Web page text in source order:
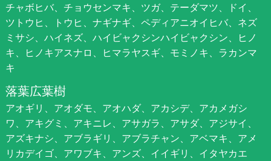
チャボヒバ、チョウセンマキ、ツガ、テーダマツ、ドイ、
ツトウヒ、トウヒ、ナギナギ、ペディアニオイヒバ、ネズ
ミサシ、ハイネズ、ハイビャクシンハイビャクシン、ヒノ
キ、ヒノキアスナロ、ヒマラヤスギ、モミノキ、ラカンマ
キ
落葉広葉樹
アオギリ、アオダモ、アオハダ、アカシデ、アカメガシ
ワ、アキグミ、アキニレ、アサガラ、アサダ、アジサイ、
アズキナシ、アブラギリ、アブラチャン、アベマキ、アメ
リカデイゴ、アワブキ、アンズ、イイギリ、イタヤカエ